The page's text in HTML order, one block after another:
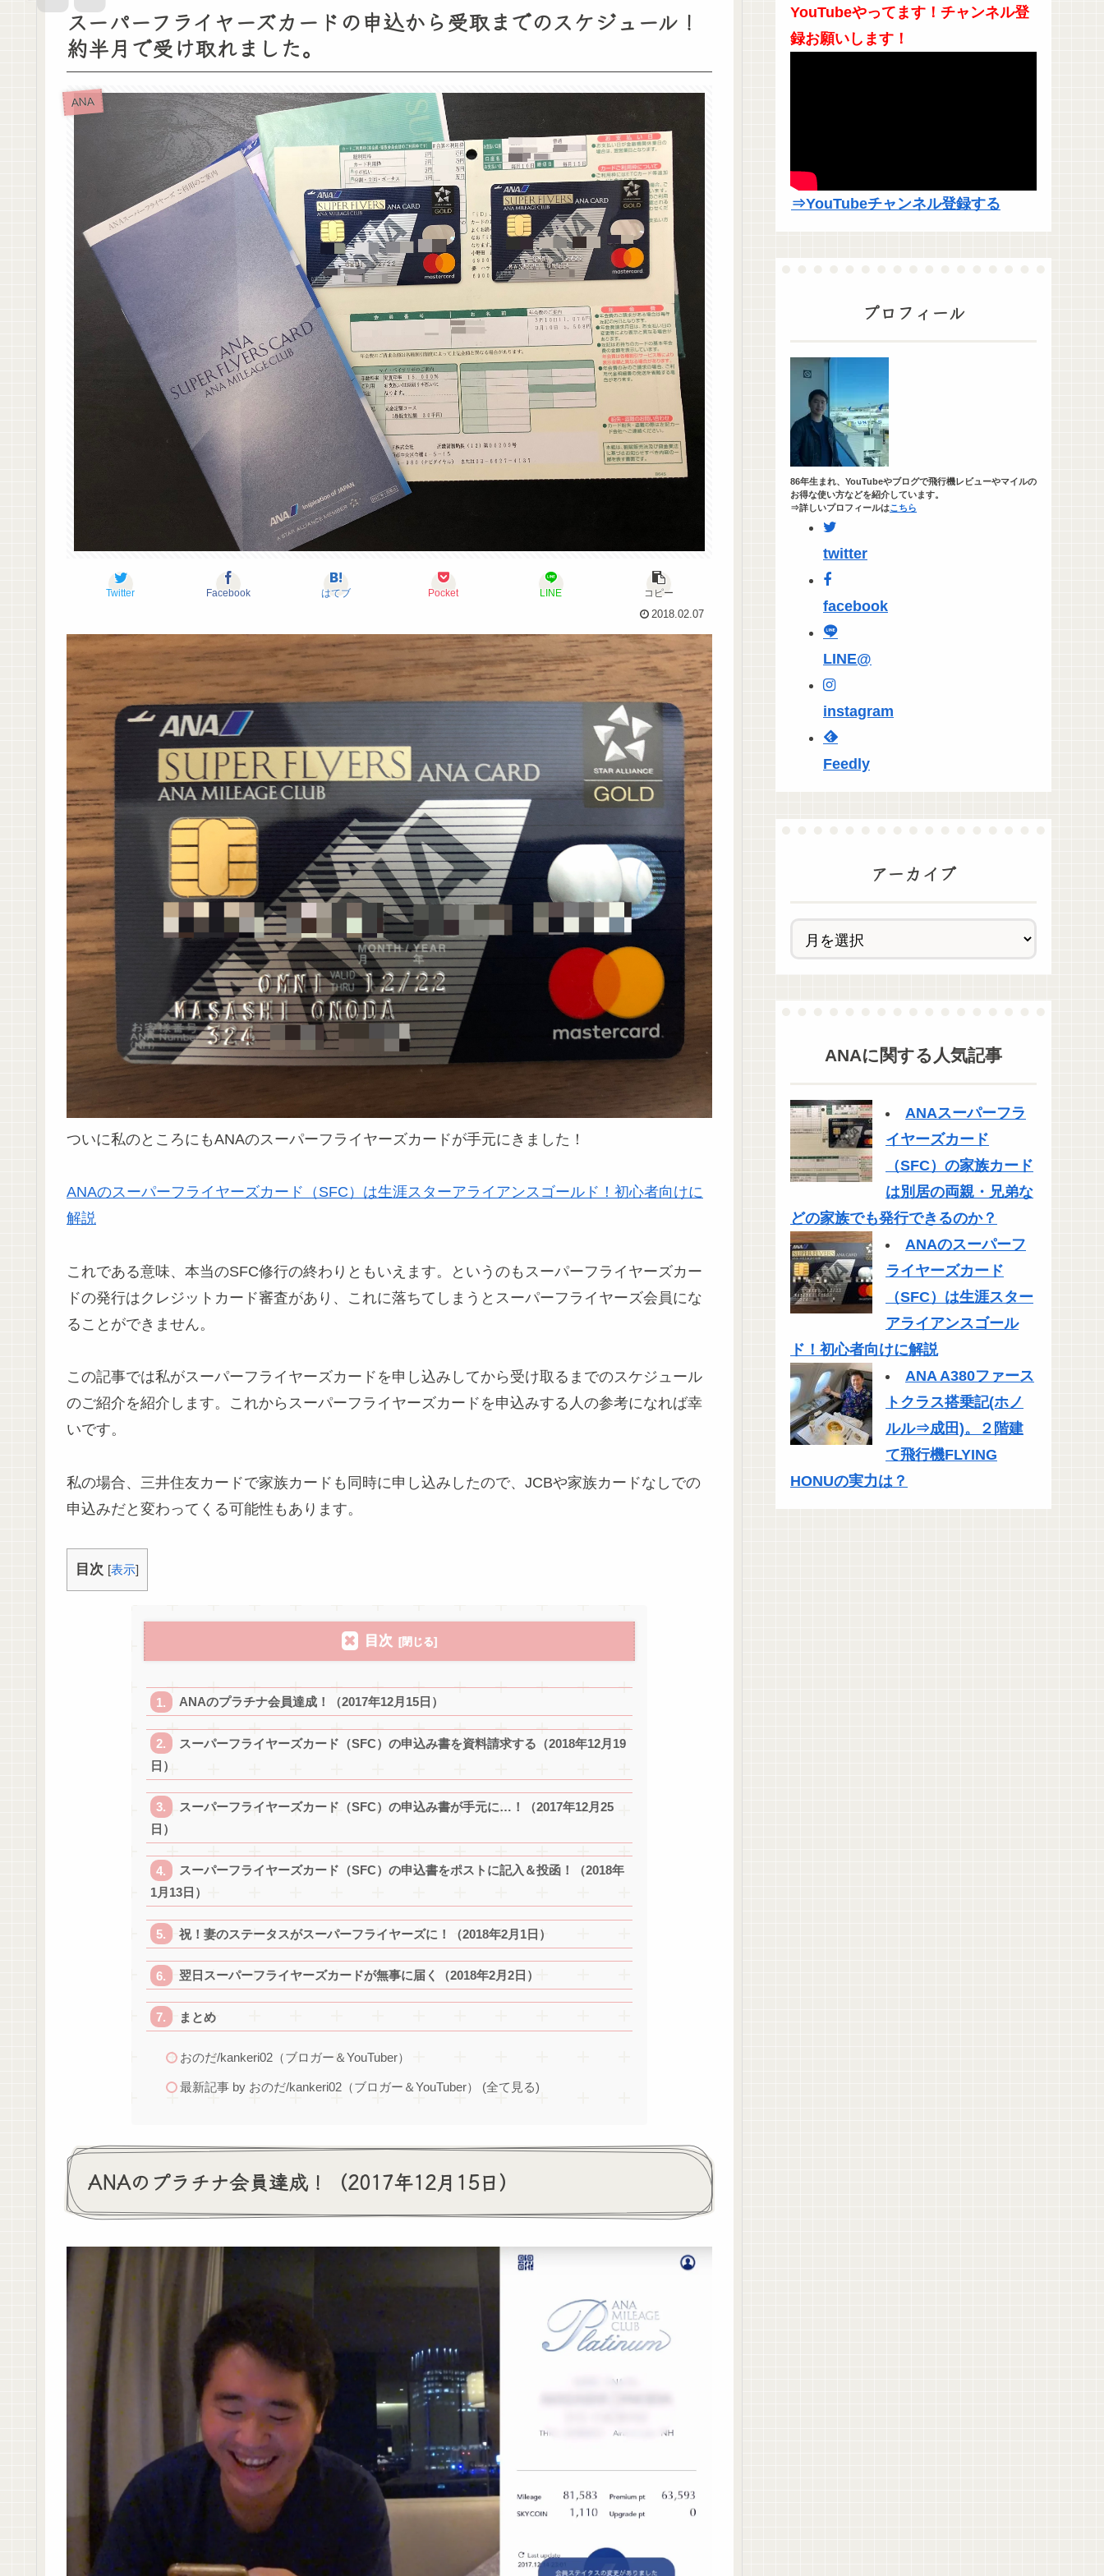
スーパーフライヤーズカードの申込から受取までのスケジュール！
約半月で受け取れました。
ANA
Twitter Facebook はてブ Pocket LINE
コピー
2018.02.07
ついに私のところにもANAのスーパーフライヤーズカードが手元にきました！
ANAのスーパーフライヤーズカード（SFC）は生涯スターアライアンスゴールド！初心者向けに
解説
これである意味、本当のSFC修行の終わりともいえます。というのもスーパーフライヤーズカー
ドの発行はクレジットカード審査があり、これに落ちてしまうとスーパーフライヤーズ会員にな
ることができません。
この記事では私がスーパーフライヤーズカードを申し込みしてから受け取るまでのスケジュール
のご紹介を紹介します。これからスーパーフライヤーズカードを申込みする人の参考になれば幸
いです。
私の場合、三井住友カードで家族カードも同時に申し込みしたので、JCBや家族カードなしでの
申込みだと変わってくる可能性もあります。
目次 [表示]
目次
ANAのプラチナ会員達成！（2017年12月15日）
スーパーフライヤーズカード（SFC）の申込み書を資料請求する（2018年12月19
日）
スーパーフライヤーズカード（SFC）の申込み書が手元に…！（2017年12月25
日）
スーパーフライヤーズカード（SFC）の申込書をポストに記入＆投函！（2018年
1月13日）
祝！妻のステータスがスーパーフライヤーズに！（2018年2月1日）
翌日スーパーフライヤーズカードが無事に届く（2018年2月2日）
まとめ
おのだ/kankeri02（ブロガー＆YouTuber）
最新記事 by おのだ/kankeri02（ブロガー＆YouTuber） (全て見る)
ANAのプラチナ会員達成！（2017年12月15日）
YouTubeやってます！チャンネル登
録お願いします！
⇒YouTubeチャンネル登録する
プロフィール
86年生まれ、YouTubeやブログで飛行機レビューやマイルの
お得な使い方などを紹介しています。
⇒詳しいプロフィールはこちら
twitter
facebook
LINE@
instagram
Feedly
アーカイブ
ANAに関する人気記事
ANAスーパーフラ
イヤーズカード
（SFC）の家族カード
は別居の両親・兄弟な
どの家族でも発行できるのか？
ANAのスーパーフ
ライヤーズカード
（SFC）は生涯スター
アライアンスゴール
ド！初心者向けに解説
ANA A380ファース
トクラス搭乗記(ホノ
ルル⇒成田)。２階建
て飛行機FLYING
HONUの実力は？